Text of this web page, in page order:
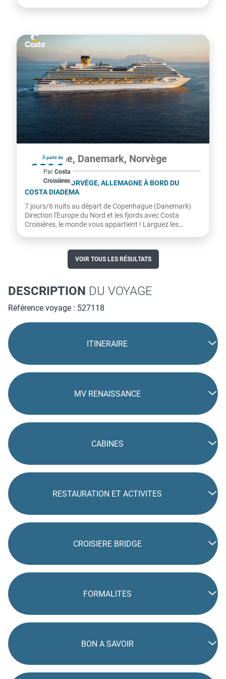
À partir de
929€
par personne
Par Costa
Croisières
Allemagne, Danemark, Norvège
DANEMARK, NORVÈGE, ALLEMAGNE À BORD DU
COSTA DIADEMA
7 jours/6 nuits au départ de Copenhague (Danemark)
Direction l'Europe du Nord et les fjords avec Costa
Croisières, le monde vous appartient ! Larguez les
VOIR TOUS LES RÉSULTATS
DESCRIPTION DU VOYAGE
Référence voyage : 527118
ITINERAIRE
MV RENAISSANCE
CABINES
RESTAURATION ET ACTIVITES
CROISIERE BRIDGE
FORMALITES
BON A SAVOIR